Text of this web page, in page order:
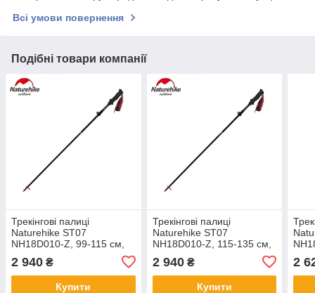
Всі умови повернення
Подібні товари компанії
Трекінгові палиці
Naturehike ST07
NH18D010-Z, 99-115 см,
2 940 ₴
Купити
Трекінгові палиці
Naturehike ST07
NH18D010-Z, 115-135 см,
2 940₴
Купити
2